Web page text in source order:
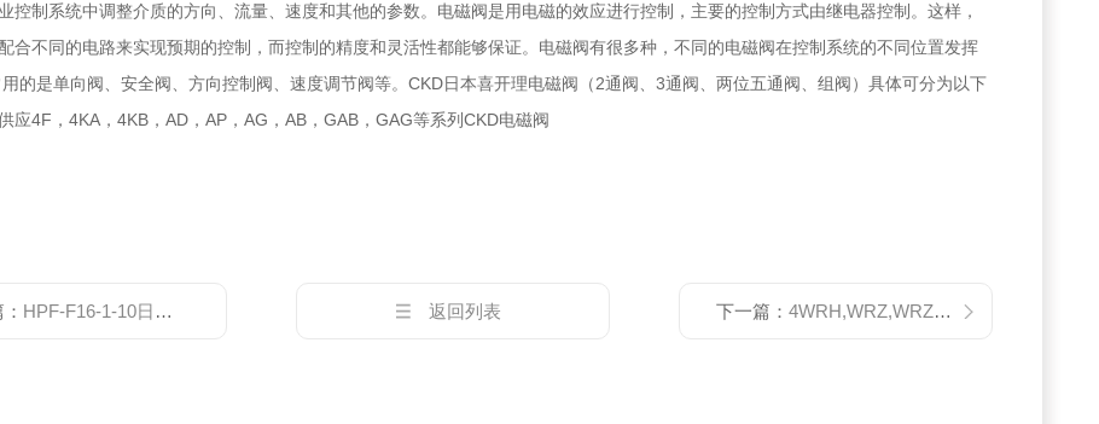
控制系统中调整介质的方向、流量、速度和其他的参数。电磁阀是用电磁的效应进行控制，主要的控制方式由继电器控制。这样，
合不同的电路来实现预期的控制，而控制的精度和灵活性都能够保证。电磁阀有很多种，不同的电磁阀在控制系统的不同位置发挥
的是单向阀、安全阀、方向控制阀、速度调节阀等。CKD日本喜开理电磁阀（2通阀、3通阀、两位五通阀、组阀）具体可分为以下
应4F，4KA，4KB，AD，AP，AG，AB，GAB，GAG等系列CKD电磁阀
HPF-F16-1-10日本大金DAIKIN电磁阀上海办事处 返回列表 下一篇：4WRH,WRZ,WRZE德国力士乐REXOTH比例阀